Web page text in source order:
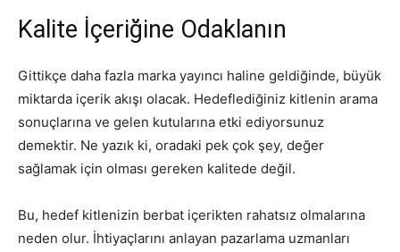
Kalite İçeriğine Odaklanın
Gittikçe daha fazla marka yayıncı haline geldiğinde, büyük
miktarda içerik akışı olacak. Hedeflediğiniz kitlenin arama
sonuçlarına ve gelen kutularına etki ediyorsunuz
demektir. Ne yazık ki, oradaki pek çok şey, değer
sağlamak için olması gereken kalitede değil.
Bu, hedef kitlenizin berbat içerikten rahatsız olmalarına
neden olur. İhtiyaçlarını anlayan pazarlama uzmanları